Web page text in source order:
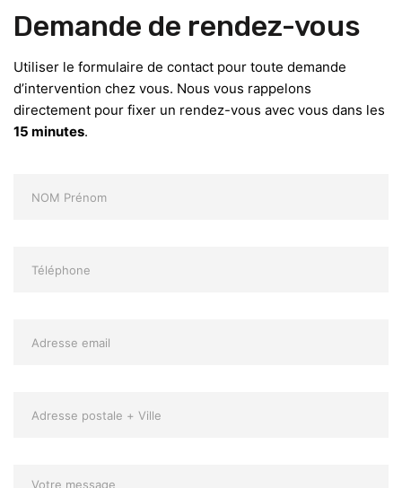
Demande de rendez-vous
Utiliser le formulaire de contact pour toute demande
d’intervention chez vous. Nous vous rappelons
directement pour fixer un rendez-vous avec vous dans les
15 minutes.